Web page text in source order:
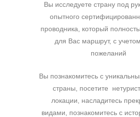
Вы исследуете страну под
опытного
проводника, который
для Вас маршрут, с
пожеланий
Вы познакомитесь с
страны, посетите
локации, насладитесь
видами, познакомитесь с